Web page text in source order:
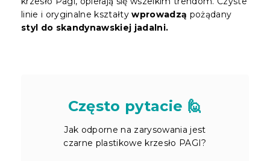
linie i oryginalne kształtywprowadzą pożądany
styl do skandynawskiej jadalni.
Często pytacie 🙋
Jak odporne na zarysowania jest
czarne plastikowe krzesło PAGI?